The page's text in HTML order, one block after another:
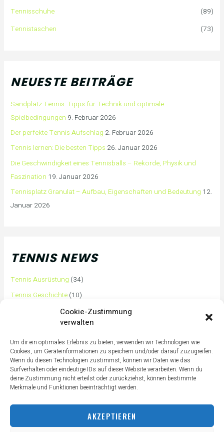
Cookie-Zustimmung
verwalten
Um dir ein optimales Erlebnis zu bieten, verwenden wir Technologien wie
Cookies, um Geräteinformationen zu speichern und/oder darauf zuzugreifen.
Wenn du diesen Technologien zustimmst, können wir Daten wie das
Surfverhalten oder eindeutige IDs auf dieser Website verarbeiten. Wenn du
deine Zustimmung nicht erteilst oder zurückziehst, können bestimmte
Merkmale und Funktionen beeinträchtigt werden.
AKZEPTIEREN
Tennisschuhe
(89)
Tennistaschen
(73)
NEUESTE BEITRÄGE
Sandplatz Tennis: Tipps für Technik und optimale
Spielbedingungen 9. Februar 2026
Der perfekte Tennis Aufschlag 2. Februar 2026
Tennis lernen: Die besten Tipps 26. Januar 2026
Die Geschwindigkeit eines Tennisballs – Rekorde, Physik und
Faszination 19. Januar 2026
Tennisplatz Granulat – Aufbau, Eigenschaften und Bedeutung 12.
Januar 2026
TENNIS NEWS
Tennis Ausrüstung (34)
Tennis Geschichte (10)
Tennis Tipps und Tricks(63)
(3)
Tennis Training für Anfänger(36)
Tennisass Profis(7)
Tennisbälle (4)
Tennisplatz(1)